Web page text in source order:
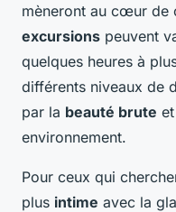
mèneront au cœur de
excursions peuvent
quelques heures à
différents niveaux de
par la beauté brute
environnement.
Pour ceux qui
plus intime avec la